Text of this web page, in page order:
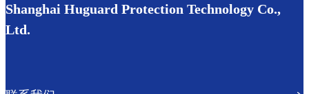
Shanghai Huguard Protection Technology Co.,
Ltd.